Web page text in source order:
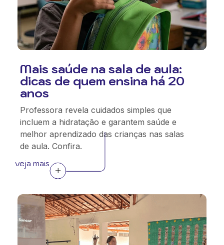
Mais saúde na sala de aula:
dicas de quem ensina há 20
anos
Professora revela cuidados simples que
incluem a hidratação e garantem saúde e
melhor aprendizado das crianças nas salas
de aula. Confira.
veja mais